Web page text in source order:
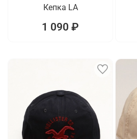
Кепка LA
1 090 ₽